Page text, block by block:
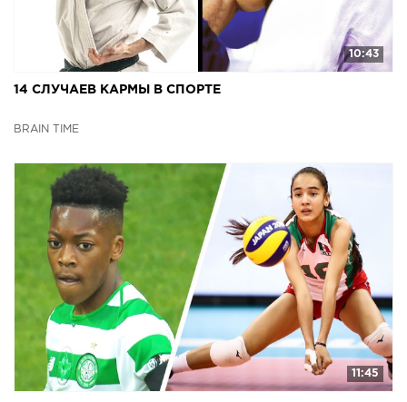
10:43
14 СЛУЧАЕВ КАРМЫ В СПОРТЕ
BRAIN TIME
11:45